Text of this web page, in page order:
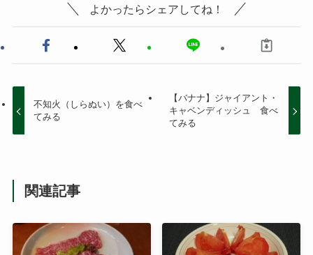
よかったらシェアしてね！
不知火（しらぬい）を食べ
てみる
【バナナ】ジャイアント・
キャベンディッシュ 食べ
てみる
関連記事